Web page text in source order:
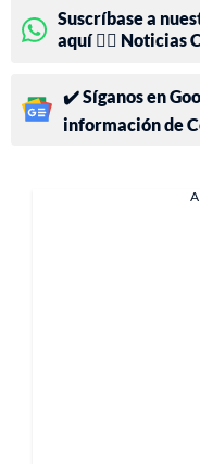
Suscríbase a
aquí 👉🏻 Noticias
✔️ Síganos en
información de